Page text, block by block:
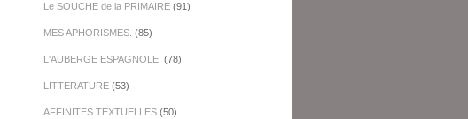
Le SOUCHE de la PRIMAIRE(91)
MES APHORISMES. (85)
L'AUBERGE ESPAGNOLE. (78)
LITTERATURE(53)
AFFINITES TEXTUELLES(50)